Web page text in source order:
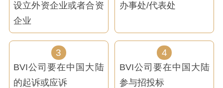
设立外资企业或者合资
企业
办事处/代表处
3
BVI公司要在中国大陆
的起诉或应诉
4
BVI公司要在中国大陆
参与招投标